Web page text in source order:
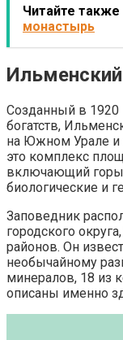
Читайте также
монастырь
Созданный в 1920
богатств,
на Южном Урале и
это комплекс
включающий горы,
биологические и
Заповедник
городского
районов. Он
необычайному
минералов, 18 из
описаны именно